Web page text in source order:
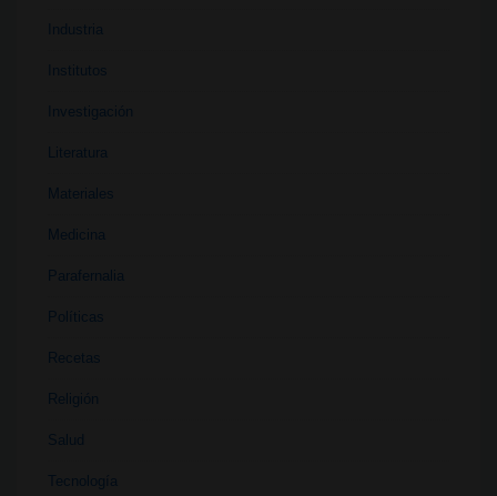
Industria
Institutos
Investigación
Literatura
Materiales
Medicina
Parafernalia
Políticas
Recetas
Religión
Salud
Tecnología